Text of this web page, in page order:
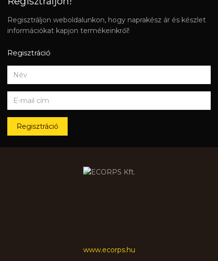
Regisztráljon weboldalunkon, hogy naprakész ár és készlet
információkat kapjon termékeinkről!
Regisztráció
Regisztráció
www.ecorps.hu